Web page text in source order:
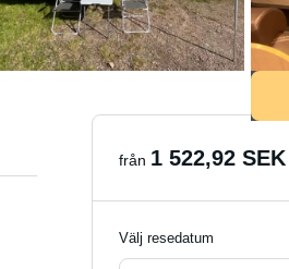
från 1 522,92 SEK
Välj resedatum